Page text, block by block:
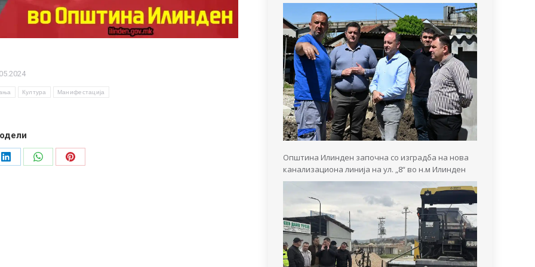
Култура Манифестација
Share
Share
Share
Општина Илинден започна со изградба на нова
канализациона линија на ул. „8“ во н.м Илинден